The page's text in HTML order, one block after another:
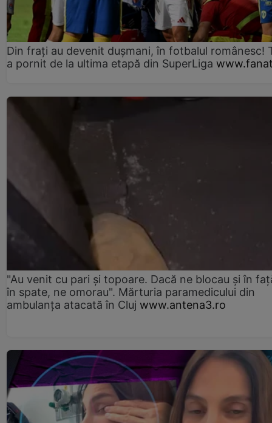
Din frați au devenit dușmani, în fotbalul românesc!
a pornit de la ultima etapă din SuperLiga
"Au venit cu pari și topoare. Dacă ne blocau şi în
în spate, ne omorau". Mărturia paramedicului din
ambulanţa atacată în Cluj www.antena3.ro